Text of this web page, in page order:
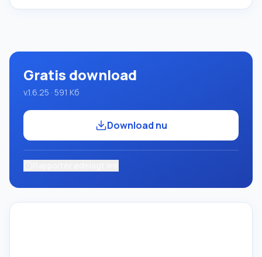
Gratis download
v.1.6.25 · 591 Кб
Download nu